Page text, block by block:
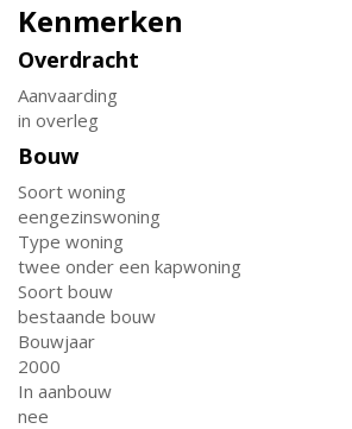
Kenmerken
Overdracht
Aanvaarding
in overleg
Bouw
Soort woning
eengezinswoning
Type woning
twee onder een kapwoning
Soort bouw
bestaande bouw
Bouwjaar
2000
In aanbouw
nee